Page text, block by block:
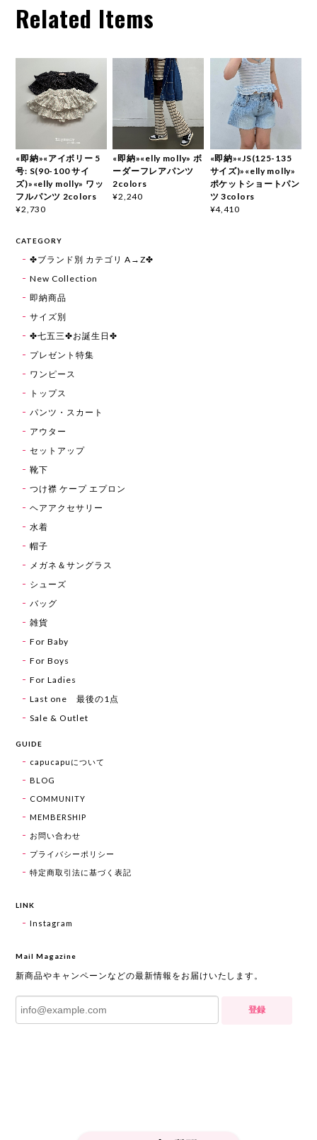
Related Items
«即納»«アイボリー 5
号: S(90-100 サイ
ズ)»«elly molly» ワッ
フルパンツ 2colors
¥2,730
«即納»«elly molly» ボ
ーダーフレアパンツ
2colors
¥2,240
«即納»«JS(125-135
サイズ)»«elly molly»
ポケットショートパン
ツ 3colors
¥4,410
CATEGORY
✤ブランド別 カテゴリ A→Z✤
New Collection
即納商品
サイズ別
✤七五三✤お誕生日✤
プレゼント特集
ワンピース
トップス
パンツ・スカート
アウター
セットアップ
靴下
つけ襟 ケープ エプロン
ヘアアクセサリー
水着
帽子
メガネ＆サングラス
シューズ
バッグ
雑貨
For Baby
For Boys
For Ladies
Last one 最後の1点
Sale & Outlet
GUIDE
capucapuについて
BLOG
COMMUNITY
MEMBERSHIP
お問い合わせ
プライバシーポリシー
特定商取引法に基づく表記
LINK
Instagram
Mail Magazine
新商品やキャンペーンなどの最新情報をお届けいたします。
登録